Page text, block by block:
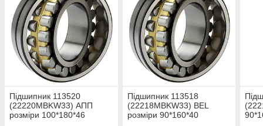
Підшипник 113520
(22220MBKW33) АПП
розміри 100*180*46
Підшипник 113518
(22218MBKW33) BEL
розміри 90*160*40